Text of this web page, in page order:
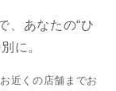
、あなたの“ひ
に。
近くの店舗までお